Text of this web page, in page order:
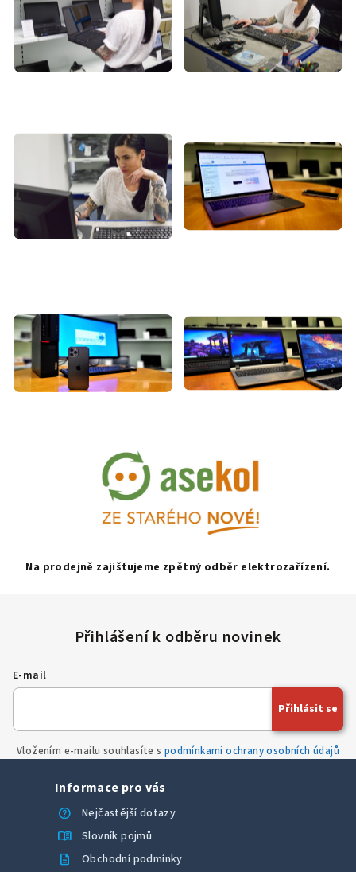
Na prodejně zajišťujeme zpětný odběr elektrozařízení.
E-mail
Vložením e-mailu souhlasíte s podmínkami ochrany osobních údajů
Přihlásit se
Informace pro vás
help
Nejčastější dotazy
menu_book Slovník pojmů
description Obchodní podmínky